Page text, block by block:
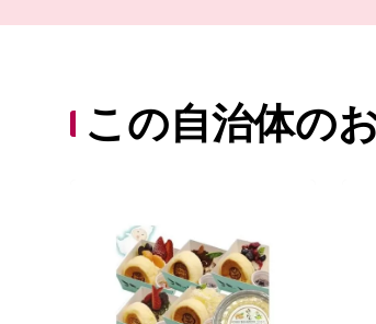
この自治体の